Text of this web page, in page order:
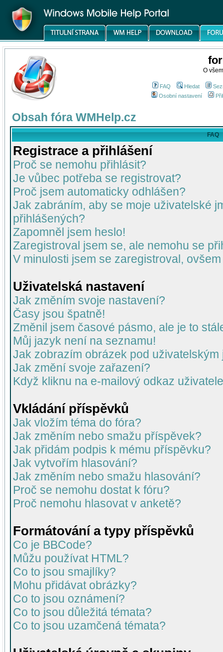
O
FAQ Hledat
Osobní nastavení
Obsah fóra WMHelp.cz
FAQ
Registrace a přihlášení
Proč se nemohu přihlásit?
Je vůbec potřeba se registrovat?
Proč jsem automaticky odhlášen?
Jak zabráním, aby se moje uživatelské
přihlášených?
Zapomněl jsem heslo!
Zaregistroval jsem se, ale nemohu se
V minulosti jsem se zaregistroval,
Uživatelská nastavení
Jak změním svoje nastavení?
Časy jsou špatně!
Změnil jsem časové pásmo, ale je to
Můj jazyk není na seznamu!
Jak zobrazím obrázek pod uživatelským
Jak změní svoje zařazení?
Když kliknu na e-mailový odkaz
Vkládání příspěvků
Jak vložím téma do fóra?
Jak změním nebo smažu příspěvek?
Jak přidám podpis k mému příspěvku?
Jak vytvořím hlasování?
Jak změním nebo smažu hlasování?
Proč se nemohu dostat k fóru?
Proč nemohu hlasovat v anketě?
Formátování a typy příspěvků
Co je BBCode?
Můžu používat HTML?
Co to jsou smajlíky?
Mohu přidávat obrázky?
Co to jsou oznámení?
Co to jsou důležitá témata?
Co to jsou uzamčená témata?